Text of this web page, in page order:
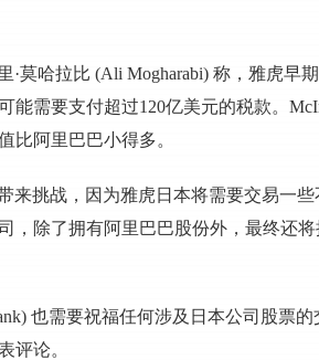
·莫哈拉比 (Ali Mogharabi) 称，雅虎早
能需要支付超过120亿美元的税款。
比阿里巴巴小得多。
来挑战，因为雅虎日本将需要交易一
，除了拥有阿里巴巴股份外，最终还
也需要祝福任何涉及日本公司股票
评论。